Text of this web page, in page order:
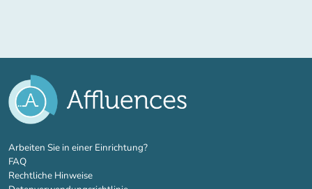
Arbeiten Sie in einer Einrichtung?(new tab)
FAQ
Rechtliche Hinweise